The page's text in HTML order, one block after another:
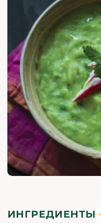
ИНГРЕДИЕНТЫ